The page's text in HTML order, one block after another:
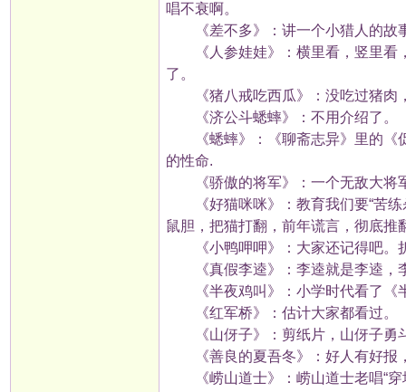
唱不衰啊。
《差不多》：讲一个小猎人的故
《人参娃娃》：横里看，竖里看，
了。
《猪八戒吃西瓜》：没吃过猪肉
《济公斗蟋蟀》：不用介绍了。
《蟋蟀》：《聊斋志异》里的《促
的性命.
《骄傲的将军》：一个无敌大将
《好猫咪咪》：教育我们要“苦练
鼠胆，把猫打翻，前年谎言，彻底推
《小鸭呷呷》：大家还记得吧。
《真假李逵》：李逵就是李逵，
《半夜鸡叫》：小学时代看了《
《红军桥》：估计大家都看过。
《山伢子》：剪纸片，山伢子勇
《善良的夏吾冬》：好人有好报
《崂山道士》：崂山道士老唱“穿